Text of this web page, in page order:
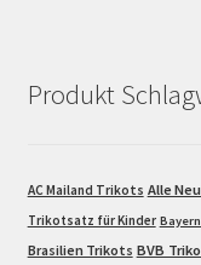
Produkt
AC Mailand Trikots Alle
Trikotsatz für Kinder
Brasilien Trikots BVB